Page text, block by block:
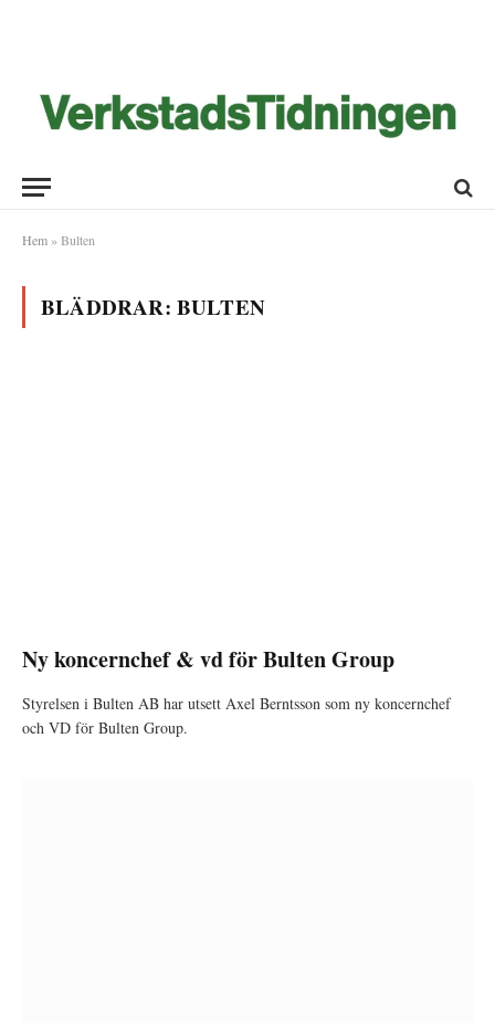
Hem » Bulten
BLÄDDRAR: BULTEN
Ny koncernchef & vd för Bulten Group
Styrelsen i Bulten AB har utsett Axel Berntsson som ny koncernchef
och VD för Bulten Group.